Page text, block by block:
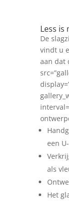
Less is
De
vindt u
aan dat
een
als
Het